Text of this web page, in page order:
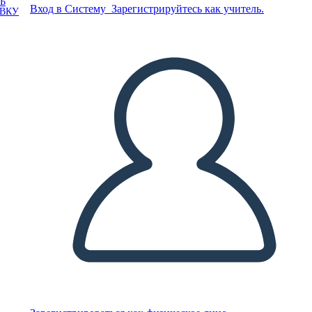
Вход в Систему Зарегистрируйтесь как учитель.